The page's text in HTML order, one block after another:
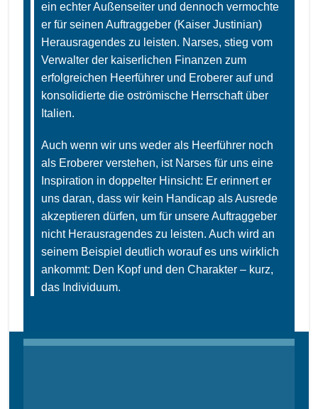
ein echter Außenseiter und dennoch vermochte
er für seinen Auftraggeber (Kaiser Justinian)
Herausragendes zu leisten. Narses, stieg vom
Verwalter der kaiserlichen Finanzen zum
erfolgreichen Heerführer und Eroberer auf und
konsolidierte die oströmische Herrschaft über
Italien.
Auch wenn wir uns weder als Heerführer noch
als Eroberer verstehen, ist Narses für uns eine
Inspiration in doppelter Hinsicht: Er erinnert er
uns daran, dass wir kein Handicap als Ausrede
akzeptieren dürfen, um für unsere Auftraggeber
nicht Herausragendes zu leisten. Auch wird an
seinem Beispiel deutlich worauf es uns wirklich
ankommt: Den Kopf und den Charakter– kurz,
das Individuum.